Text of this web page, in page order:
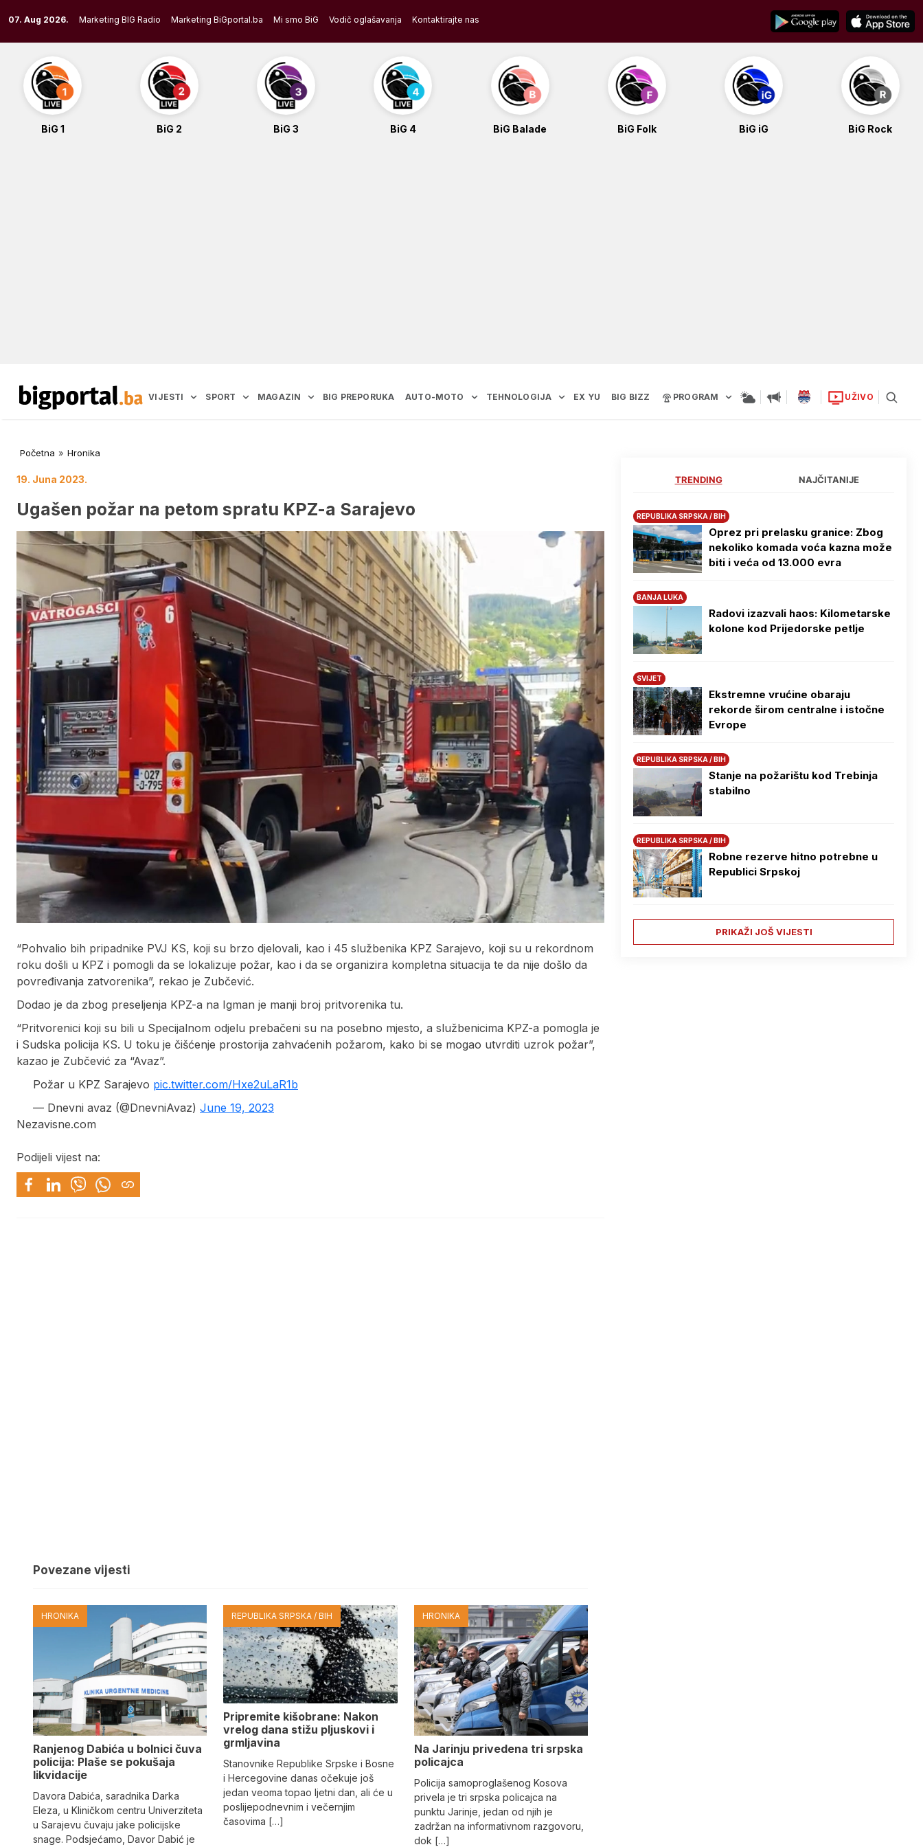
to
content
07. Aug 2026. Marketing BIG Radio Marketing BiGportal.ba Mi smo BiG Vodič oglašavanja Kontaktirajte nas
BiG 1 BiG 2 BiG 3 BiG 4 BiG Balade BiG Folk BiG iG BiG Rock
VIJESTI SPORT MAGAZIN BIG PREPORUKA AUTO-MOTO TEHNOLOGIJA EX YU BIG BIZZ PROGRAM UŽIVO
Početna » Hronika
19. Juna 2023.
Ugašen požar na petom spratu KPZ-a Sarajevo
“Pohvalio bih pripadnike PVJ KS, koji su brzo djelovali, kao i 45 službenika KPZ Sarajevo, koji su u rekordnom
roku došli u KPZ i pomogli da se lokalizuje požar, kao i da se organizira kompletna situacija te da nije došlo da
povređivanja zatvorenika”, rekao je Zubčević.
Dodao je da zbog preseljenja KPZ-a na Igman je manji broj pritvorenika tu.
“Pritvorenici koji su bili u Specijalnom odjelu prebačeni su na posebno mjesto, a službenicima KPZ-a pomogla je
i Sudska policija KS. U toku je čišćenje prostorija zahvaćenih požarom, kako bi se mogao utvrditi uzrok požar”,
kazao je Zubčević za “Avaz”.
Požar u KPZ Sarajevo pic.twitter.com/Hxe2uLaR1b
— Dnevni avaz (@DnevniAvaz) June 19, 2023
Nezavisne.com
Podijeli vijest na:
Povezane vijesti
HRONIKA
Ranjenog Dabića u bolnici čuva
policija: Plaše se pokušaja
likvidacije
Davora Dabića, saradnika Darka
Eleza, u Kliničkom centru Univerziteta
u Sarajevu čuvaju jake policijske
snage. Podsjećamo, Davor Dabić je
REPUBLIKA SRPSKA / BIH
Pripremite kišobrane: Nakon
vrelog dana stižu pljuskovi i
grmljavina
Stanovnike Republike Srpske i Bosne
i Hercegovine danas očekuje još
jedan veoma topao ljetni dan, ali će u
poslijepodnevnim i večernjim
časovima […]
HRONIKA
Na Јarinju privedena tri srpska
policajca
Policija samoproglašenog Kosova
privela je tri srpska policajca na
punktu Јarinje, jedan od njih je
zadržan na informativnom razgovoru,
dok […]
TRENDING NAJČITANIJE
REPUBLIKA SRPSKA / BIH
Oprez pri prelasku granice: Zbog
nekoliko komada voća kazna može
biti i veća od 13.000 evra
BANJA LUKA
Radovi izazvali haos: Kilometarske
kolone kod Prijedorske petlje
SVIJET
Ekstremne vrućine obaraju
rekorde širom centralne i istočne
Evrope
REPUBLIKA SRPSKA / BIH
Stanje na požarištu kod Trebinja
stabilno
REPUBLIKA SRPSKA / BIH
Robne rezerve hitno potrebne u
Republici Srpskoj
PRIKAŽI JOŠ VIJESTI